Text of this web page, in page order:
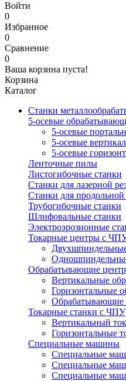
Войти
0
Избранное
0
Сравнение
0
Ваша корзина пуста!
Корзина
Каталог
Станки
5-осевые
5-осевые
5-осевые
5-осевые
Ленточные пилы
Листогибочные станки
Станки для лазерной
Станки для
Трубогибочные станки
Шлифовальные станки
Электроэрозионные
Токарные центры с
Обрабатывающие
Вертикальные
Горизонтальные
Обрабатывающие
Токарные станки с ЧПУ
Вертикальный
Горизонтальные
Специальные машины
Специальные
Специальные
Специальные